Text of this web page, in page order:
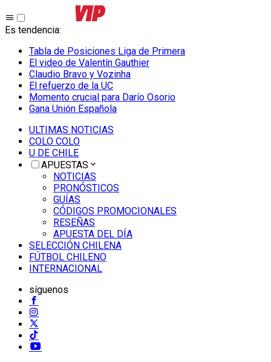
Es tendencia:
Tabla de Posiciones Liga de Primera
El video de Valentín Gauthier
Claudio Bravo y Vozinha
El refuerzo de la UC
Momento crucial para Darío Osorio
Gana Unión Española
ULTIMAS NOTICIAS
COLO COLO
U DE CHILE
APUESTAS
NOTICIAS
PRONÓSTICOS
GUÍAS
CÓDIGOS PROMOCIONALES
RESEÑAS
APUESTA DEL DÍA
SELECCIÓN CHILENA
FÚTBOL CHILENO
INTERNACIONAL
síguenos